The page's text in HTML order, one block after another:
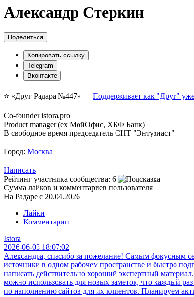
Александр Стеркин
Поделиться
Копировать ссылку
Telegram
Вконтакте
⭐️ «Друг Радара №447» — Поддерживает как "Друг"
Co-founder istora.pro
Product manager (ex МойОфис, ХКФ Банк)
В свободное время председатель СНТ "Энтузиаст"
Город: Москва
Написать
Рейтинг участника сообщества: 6
Сумма лайков и комментариев пользователя
На Радаре с 20.04.2026
Лайки
Комментарии
Istora
2026-06-03 18:07:02
Александра, спасибо за пожелание! Самым фокусным
источники в одном рабочем пространстве и быстро
написать действительно хороший экспертный
можно использовать для новых заметок, что каждый
по наполнению сайтов для их клиентов. Планируем